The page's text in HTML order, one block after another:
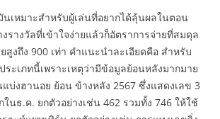
นเหมาะสำหรับผู้เล่นที่อยากได้ลุ้นผลในตอน
รางวัลที่เข้าใจง่ายแล้วก็อัตราการจ่ายที่สมดุล
สูงถึง 900 เท่า คำแนะนำละเอียดคือ สำหรับ
ระเภทนี้เพราะเหตุว่ามีข้อมูลย้อนหลังมากมาย
บ่งฮานอย ย้อน ข้างหลัง 2567 ซึ่งแสดงเลข 3
นธ.ค. ยกตัวอย่างเช่น 462 รวมทั้ง 746 ให้ใช้